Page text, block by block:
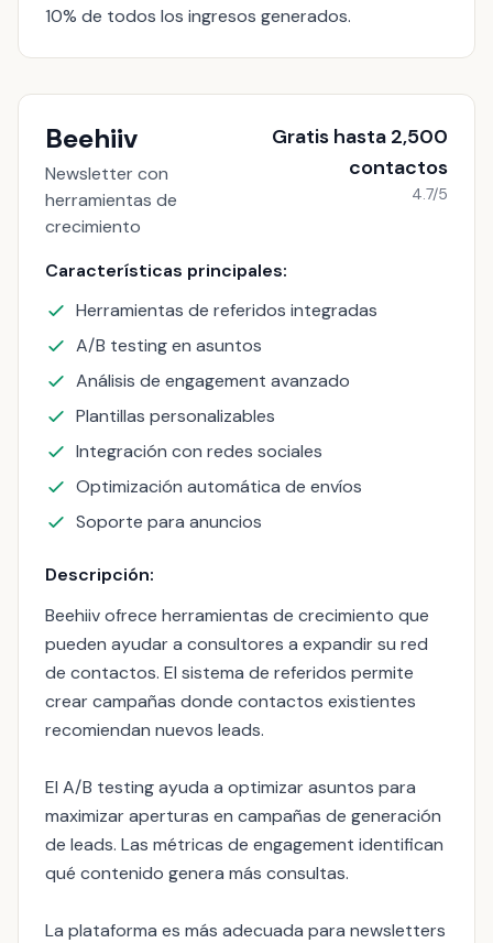
10% de todos los ingresos generados.
Beehiiv
Newsletter con
herramientas de
crecimiento
Gratis hasta 2,500
contactos
4.7/5
Características principales:
Herramientas de referidos integradas
A/B testing en asuntos
Análisis de engagement avanzado
Plantillas personalizables
Integración con redes sociales
Optimización automática de envíos
Soporte para anuncios
Descripción:
Beehiiv ofrece herramientas de crecimiento que
pueden ayudar a consultores a expandir su red
de contactos. El sistema de referidos permite
crear campañas donde contactos existientes
recomiendan nuevos leads.
El A/B testing ayuda a optimizar asuntos para
maximizar aperturas en campañas de generación
de leads. Las métricas de engagement identifican
qué contenido genera más consultas.
La plataforma es más adecuada para newsletters